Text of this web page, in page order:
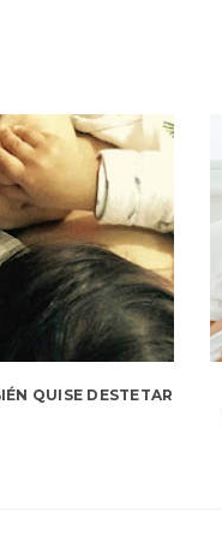
QUISE DESTETAR